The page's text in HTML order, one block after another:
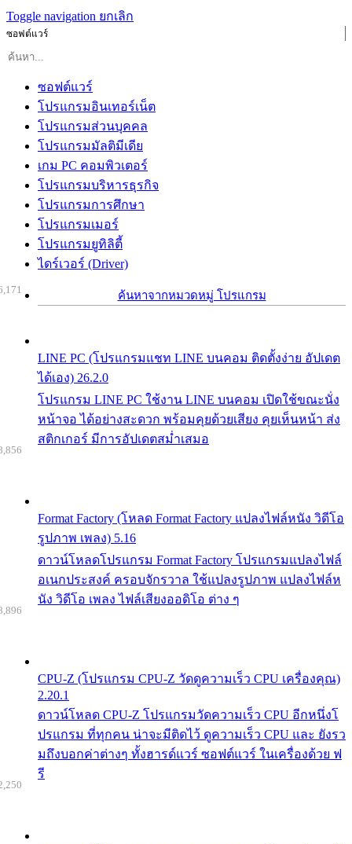
Toggle navigation ยกเลิก
ซอฟต์แวร์
ซอฟต์แวร์
โปรแกรมอินเทอร์เน็ต
โปรแกรมส่วนบุคคล
โปรแกรมมัลติมีเดีย
เกม PC คอมพิวเตอร์
โปรแกรมบริหารธุรกิจ
โปรแกรมการศึกษา
โปรแกรมเมอร์
โปรแกรมยูทิลิตี้
ไดร์เวอร์ (Driver)
ค้นหาจากหมวดหมู่ โปรแกรม
LINE PC (โปรแกรมแชท LINE บนคอม ติดตั้งง่าย อัปเดต
ได้เอง) 26.2.0
โปรแกรม LINE PC ใช้งาน LINE บนคอม เปิดใช้ขณะนั่ง
หน้าจอ ได้อย่างสะดวก พร้อมคุยด้วยเสียง คุยเห็นหน้า ส่ง
สติกเกอร์ มีการอัปเดตสม่ำเสมอ
Format Factory (โหลด Format Factory แปลงไฟล์หนัง วิดีโอ
รูปภาพ เพลง) 5.16
ดาวน์โหลดโปรแกรม Format Factory โปรแกรมแปลงไฟล์
อเนกประสงค์ ครอบจักรวาล ใช้แปลงรูปภาพ แปลงไฟล์ห
นัง วิดีโอ เพลง ไฟล์เสียงออดิโอ ต่าง ๆ
CPU-Z (โปรแกรม CPU-Z วัดดูความเร็ว CPU เครื่องคุณ)
2.20.1
ดาวน์โหลด CPU-Z โปรแกรมวัดความเร็ว CPU อีกหนึ่งโ
ปรแกรม ที่ทุกคน น่าจะมีติดไว้ ดูความเร็ว CPU และ ยังรว
มถึงบอกค่าต่างๆ ทั้งฮารด์แวร์ ซอฟต์แวร์ ในเครื่องด้วย ฟ
รี